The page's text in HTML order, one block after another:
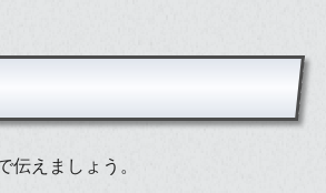
えましょう。